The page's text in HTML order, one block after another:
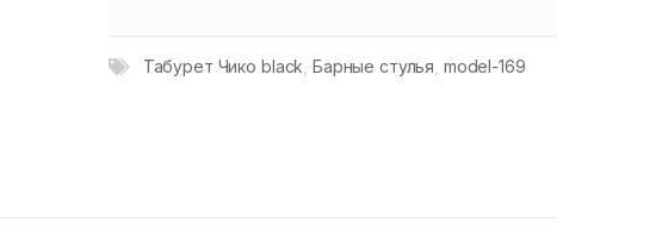
Табурет Чико black Барные стулья model-169